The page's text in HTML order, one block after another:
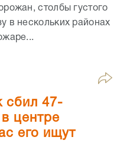
столбы густого
в нескольких районах
сбил 47-
центре
его ищут